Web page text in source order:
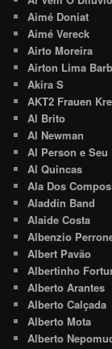
Aimé Doniat
Aimé Vereck
Airto Moreira
Airton Lima
Akira S
AKT2 Frauen
Al Brito
Al Newman
Al Person e Seu
Al Quincas
Ala Dos
Aladdin Band
Alaide Costa
Albenzio
Albert Pavão
Albertinho
Alberto Arantes
Alberto Calçada
Alberto Mota
Alberto